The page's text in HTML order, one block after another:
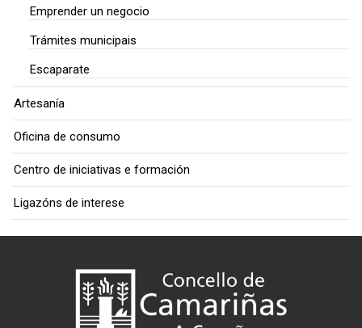
Emprender un negocio
Trámites municipais
Escaparate
Artesanía
Oficina de consumo
Centro de iniciativas e formación
Ligazóns de interese